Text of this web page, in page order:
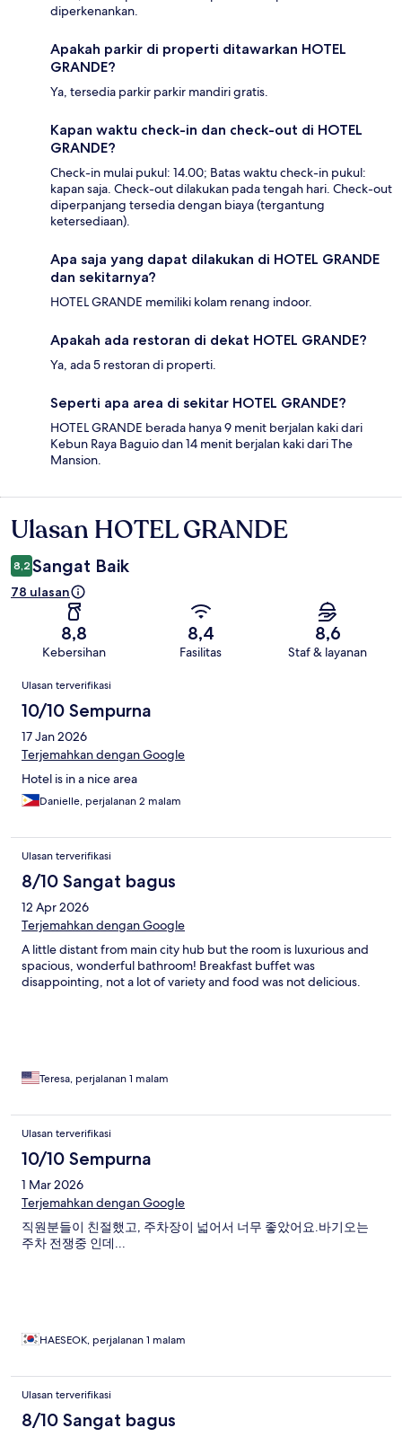
diperkenankan.
Apakah parkir di properti ditawarkan HOTEL
GRANDE?
Ya, tersedia parkir parkir mandiri gratis.
Kapan waktu check-in dan check-out di HOTEL
GRANDE?
Check-in mulai pukul: 14.00; Batas waktu check-in pukul:
kapan saja. Check-out dilakukan pada tengah hari. Check-out
diperpanjang tersedia dengan biaya (tergantung
ketersediaan).
Apa saja yang dapat dilakukan di HOTEL GRANDE
dan sekitarnya?
HOTEL GRANDE memiliki kolam renang indoor.
Apakah ada restoran di dekat HOTEL GRANDE?
Ya, ada 5 restoran di properti.
Seperti apa area di sekitar HOTEL GRANDE?
HOTEL GRANDE berada hanya 9 menit berjalan kaki dari
Kebun Raya Baguio dan 14 menit berjalan kaki dari The
Mansion.
Ulasan
Ulasan HOTEL GRANDE
8,2 Sangat Baik
78 ulasan
8,8
Kebersihan
8,4
Fasilitas
8,6
Staf & layanan
Ulasan
Ulasan terverifikasi
10/10 Sempurna
17 Jan 2026
Terjemahkan dengan Google
Hotel is in a nice area
Danielle, perjalanan 2 malam
Ulasan terverifikasi
8/10 Sangat bagus
12 Apr 2026
Terjemahkan dengan Google
A little distant from main city hub but the room is luxurious and
spacious, wonderful bathroom! Breakfast buffet was
disappointing, not a lot of variety and food was not delicious.
Teresa, perjalanan 1 malam
Ulasan terverifikasi
10/10 Sempurna
1 Mar 2026
Terjemahkan dengan Google
직원분들이 친절했고, 주차장이 넓어서 너무 좋았어요.바기오는
주차 전쟁중 인데...
HAESEOK, perjalanan 1 malam
Ulasan terverifikasi
8/10 Sangat bagus